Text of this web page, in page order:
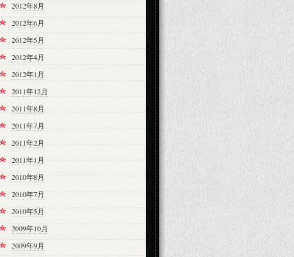
2012年8月
2012年6月
2012年5月
2012年4月
2012年1月
2011年12月
2011年8月
2011年7月
2011年2月
2011年1月
2010年8月
2010年7月
2010年5月
2009年10月
2009年9月